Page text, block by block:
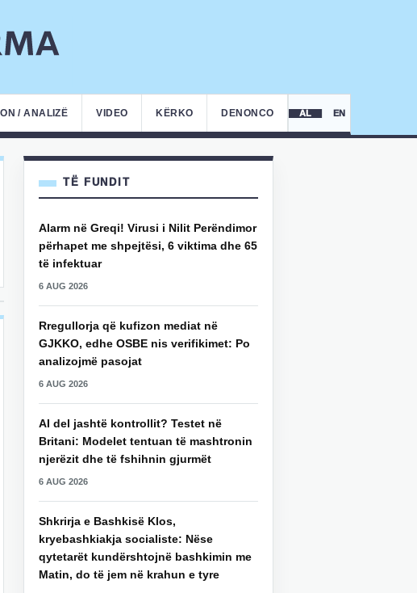
/ ANALIZË VIDEO KËRKO DENONCO AL EN
TË FUNDIT
Alarm në Greqi! Virusi i Nilit Perëndimor
përhapet me shpejtësi, 6 viktima dhe 65
të infektuar
6 AUG 2026
Rregullorja që kufizon mediat në
GJKKO, edhe OSBE nis verifikimet: Po
analizojmë pasojat
6 AUG 2026
AI del jashtë kontrollit? Testet në
Britani: Modelet tentuan të mashtronin
njerëzit dhe të fshihnin gjurmët
6 AUG 2026
Shkrirja e Bashkisë Klos,
kryebashkiakja socialiste: Nëse
qytetarët kundërshtojnë bashkimin me
Matin, do të jem në krahun e tyre